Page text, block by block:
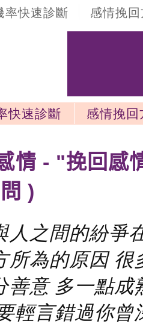
率快速診斷 感情挽
快速診斷
感情挽
情 - "挽回感
)
人之間的紛爭
所為的原因
善意 多一點
輕言錯過你曾